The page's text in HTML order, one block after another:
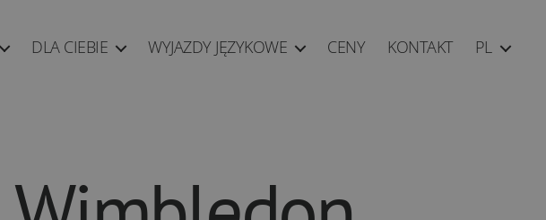
DLA CIEBIE WYJAZDY JĘZYKOWE CENY KONTAKT PL